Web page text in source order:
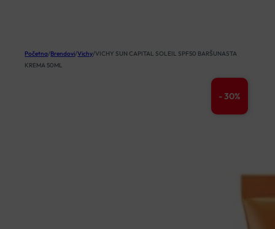
Početna/Brendovi/Vichy/VICHY SUN CAPITAL SOLEIL SPF50 BARŠUNASTA
KREMA 50ML
- 30%